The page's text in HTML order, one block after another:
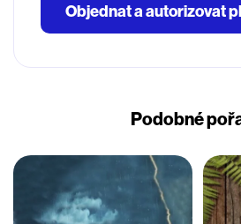
Objednat a autorizovat
Podobné